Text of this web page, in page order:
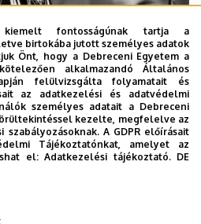
a Debreceni
fontosságúnak tartja a
birtokába jutott személyes adatok
Önt, hogy a Debreceni Egyetem a
alkalmazandó Általános
felülvizsgálta folyamatait és
az adatkezelési és adatvédelmi
személyes adatait a Debreceni
kezelte, megfelelve az
A GDPR előírásait
Tájékoztatónkat, amelyet az
el:Adatkezelési tájékoztató. DE